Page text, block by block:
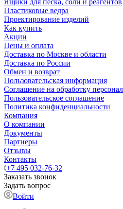
Ящики для песка, соли и реагентов
Пластиковые ведра
Проектирование изделий
Как купить
Акции
Цены и оплата
Доставка по Москве и области
Доставка по России
Обмен и возврат
Пользовательская информация
Соглашение на обработку
Пользовательское соглашение
Политика конфиденциальности
Компания
О компании
Документы
Партнеры
Отзывы
Контакты
+7 495 032-76-32
Заказать звонок
Задать вопрос
Войти